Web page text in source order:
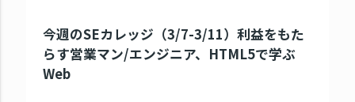
今週のSEカレッジ（3/7-3/11）利益をもた
らす営業マン/エンジニア、HTML5で学ぶ
Web